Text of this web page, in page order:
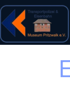
Direkt zum Seiteninhalt